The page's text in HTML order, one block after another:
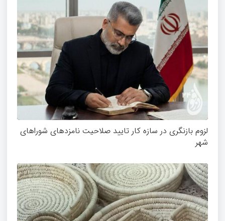
لزوم بازنگری در سازه کار تایید صلاحیت نامزدهای شوراهای
شهر